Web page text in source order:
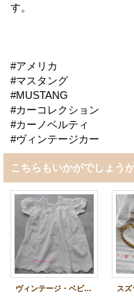
す。
#アメリカ
#マスタング
#MUSTANG
#カーコレクション
#カーノベルティ
#ヴィンテージカー
こちらもいかがでしょう
ヴィンテージ・ベビー／ドールドレス